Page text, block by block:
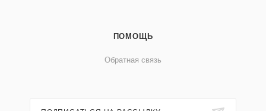
ПОМОЩЬ
Обратная связь